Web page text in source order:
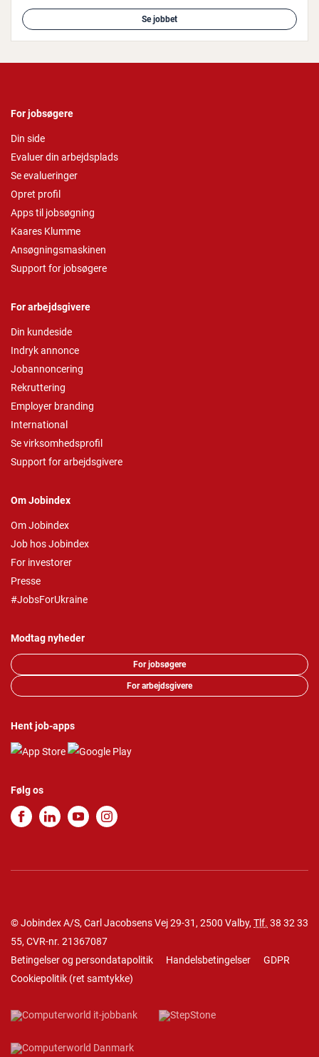
Se jobbet
For jobsøgere
Din side
Evaluer din arbejdsplads
Se evalueringer
Opret profil
Apps til jobsøgning
Kaares Klumme
Ansøgningsmaskinen
Support for jobsøgere
For arbejdsgivere
Din kundeside
Indryk annonce
Jobannoncering
Rekruttering
Employer branding
International
Se virksomhedsprofil
Support for arbejdsgivere
Om Jobindex
Om Jobindex
Job hos Jobindex
For investorer
Presse
#JobsForUkraine
Modtag nyheder
For jobsøgere
For arbejdsgivere
Hent job-apps
Følg os
© Jobindex A/S, Carl Jacobsens Vej 29-31, 2500 Valby, Tlf. 38 32 33
55, CVR-nr. 21367087
Betingelser og persondatapolitik
Handelsbetingelser
GDPR
Cookiepolitik (ret samtykke)